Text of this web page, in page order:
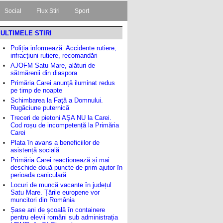
Social Flux Stiri Sport
ULTIMELE STIRI
Poliția informează. Accidente rutiere,
infracțiuni rutiere, recomandări
AJOFM Satu Mare, alături de
sătmărenii din diaspora
Primăria Carei anunță iluminat redus
pe timp de noapte
Schimbarea la Faţă a Domnului.
Rugăciune puternică
Treceri de pietoni AȘA NU la Carei.
Cod roșu de incompetență la Primăria
Carei
Plata în avans a beneficiilor de
asistență socială
Primăria Carei reacționează și mai
deschide două puncte de prim ajutor în
perioada caniculară
Locuri de muncă vacante în județul
Satu Mare. Țările europene vor
muncitori din România
Șase ani de școală în containere
pentru elevii români sub administrația